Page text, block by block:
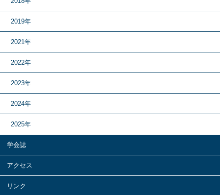
2019年
2021年
2022年
2023年
2024年
2025年
学会誌
アクセス
リンク